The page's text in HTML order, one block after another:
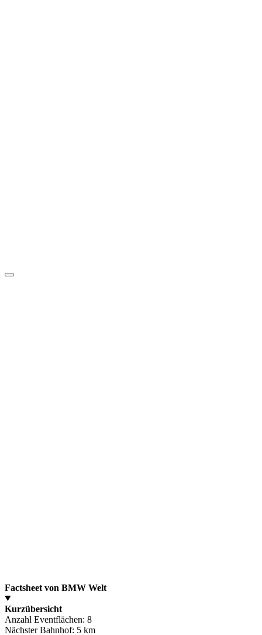
Factsheet von BMW Welt
Kurzübersicht
Anzahl Eventflächen: 8
Nächster Bahnhof: 5 km